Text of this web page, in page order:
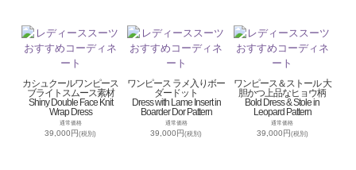
カシュクールワンピース
ブライトスムース素材
Shiny Double Face Knit
Wrap Dress
通常価格
39,000円(税別)
ワンピース ラメ入りボー
ダードット
Dress with Lame Insert in
Boarder Dor Pattern
通常価格
39,000円(税別)
ワンピース＆ストール 大
胆かつ上品なヒョウ柄
Bold Dress & Stole in
Leopard Pattern
通常価格
39,000円(税別)